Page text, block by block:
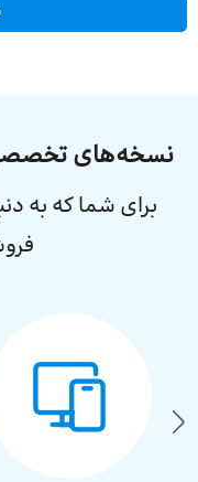
نسخه‌های
برای شما که به